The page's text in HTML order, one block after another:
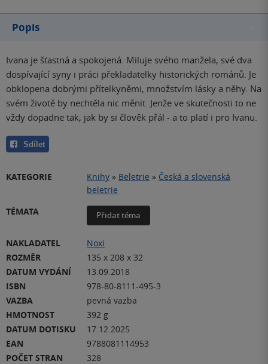
Popis
Ivana je šťastná a spokojená. Miluje svého manžela, své dva
dospívající syny i práci překladatelky historických románů. Je
obklopena dobrými přítelkyněmi, množstvím lásky a něhy. Na
svém životě by nechtěla nic měnit. Jenže ve skutečnosti to ne
vždy dopadne tak, jak by si člověk přál - a to platí i pro Ivanu.
Sdílet
KATEGORIE Knihy » Beletrie » Česká a slovenská
beletrie
TÉMATA
Přidat téma
NAKLADATEL
Noxi
ROZMĚR
135 x 208 x 32
DATUM VYDÁNÍ
13.09.2018
ISBN
978-80-8111-495-3
VAZBA
pevná vazba
HMOTNOST
392 g
DATUM DOTISKU
17.12.2025
EAN
9788081114953
POČET STRAN
328